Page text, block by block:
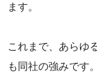
ます。
これまで、あらゆ
も同社の強みです